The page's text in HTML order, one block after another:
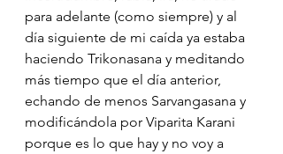
para adelante (como siempre) y al
día siguiente de mi caída ya estaba
haciendo Trikonasana y meditando
más tiempo que el día anterior,
echando de menos Sarvangasana y
modificándola por Viparita Karani
porque es lo que hay y no voy a